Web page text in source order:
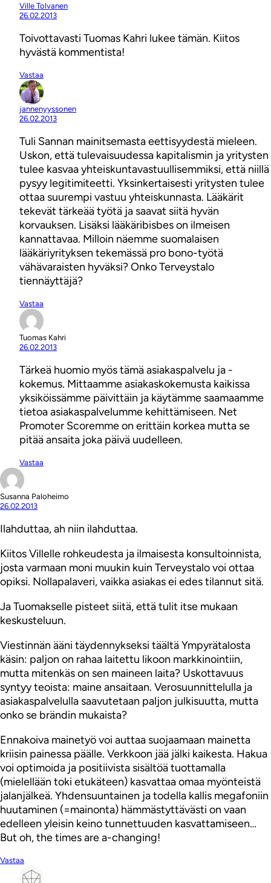
Ville Tolvanen
26.02.2013
Toivottavasti Tuomas Kahri lukee tämän. Kiitos
hyvästä kommentista!
Vastaa
jannenyyssonen
26.02.2013
Tuli Sannan mainitsemasta eettisyydestä mieleen.
Uskon, että tulevaisuudessa kapitalismin ja yritysten
tulee kasvaa yhteiskuntavastuullisemmiksi, että niillä
pysyy legitimiteetti. Yksinkertaisesti yritysten tulee
ottaa suurempi vastuu yhteiskunnasta. Lääkärit
tekevät tärkeää työtä ja saavat siitä hyvän
korvauksen. Lisäksi lääkäribisbes on ilmeisen
kannattavaa. Milloin näemme suomalaisen
lääkäriyrityksen tekemässä pro bono-työtä
vähävaraisten hyväksi? Onko Terveystalo
tiennäyttäjä?
Vastaa
Tuomas Kahri
26.02.2013
Tärkeä huomio myös tämä asiakaspalvelu ja -
kokemus. Mittaamme asiakaskokemusta kaikissa
yksiköissämme päivittäin ja käytämme saamaamme
tietoa asiakaspalvelumme kehittämiseen. Net
Promoter Scoremme on erittäin korkea mutta se
pitää ansaita joka päivä uudelleen.
Vastaa
Susanna Paloheimo
26.02.2013
Ilahduttaa, ah niin ilahduttaa.
Kiitos Villelle rohkeudesta ja ilmaisesta konsultoinnista,
josta varmaan moni muukin kuin Terveystalo voi ottaa
opiksi. Nollapalaveri, vaikka asiakas ei edes tilannut sitä.
Ja Tuomakselle pisteet siitä, että tulit itse mukaan
keskusteluun.
Viestinnän ääni täydennykseksi täältä Ympyrätalosta
käsin: paljon on rahaa laitettu likoon markkinointiin,
mutta mitenkäs on sen maineen laita? Uskottavuus
syntyy teoista: maine ansaitaan. Verosuunnittelulla ja
asiakaspalvelulla saavutetaan paljon julkisuutta, mutta
onko se brändin mukaista?
Ennakoiva mainetyö voi auttaa suojaamaan mainetta
kriisin painessa päälle. Verkkoon jää jälki kaikesta. Hakua
voi optimoida ja positiivista sisältöä tuottamalla
(mielellään toki etukäteen) kasvattaa omaa myönteistä
jalanjälkeä. Yhdensuuntainen ja todella kallis megafoniin
huutaminen (=mainonta) hämmästyttävästi on vaan
edelleen yleisin keino tunnettuuden kasvattamiseen…
But oh, the times are a-changing!
Vastaa